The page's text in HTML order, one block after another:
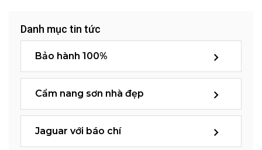
Danh mục tin tức
Bảo hành 100%
Cẩm nang sơn nhà đẹp
Jaguar với báo chí